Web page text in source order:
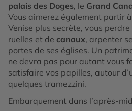
palais des Doges, le Grand
Vous aimerez également partir
Venise plus secrète, vous
ruelles et de canaux, arpenter
portes de ses églises. Un
ne devra pas pour autant vous
satisfaire vos papilles, autour
quelques tramezzini.
Embarquement dans l’après-